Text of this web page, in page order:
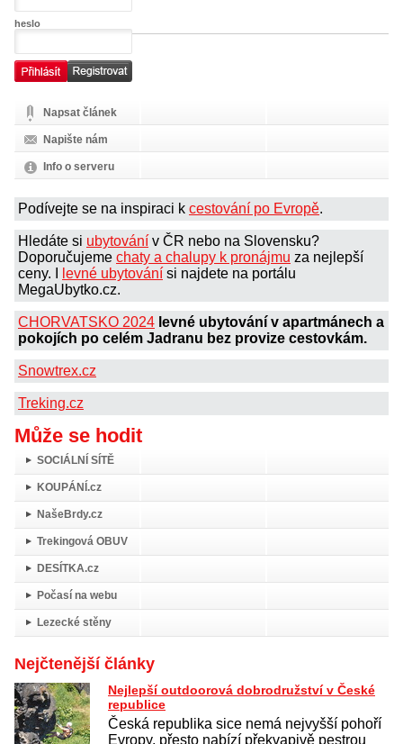
heslo
Napsat článek
Napište nám
Info o serveru
Podívejte se na inspiraci k cestování po Evropě.
Hledáte si ubytování v ČR nebo na Slovensku?
Doporučujeme chaty a chalupy k pronájmu za nejlepší
ceny. I
levné ubytování si najdete na portálu
MegaUbytko.cz.
CHORVATSKO 2024 levné ubytování v apartmánech a
pokojích po celém Jadranu bez provize cestovkám.
Snowtrex.cz
Treking.cz
Může se hodit
SOCIÁLNÍ SÍTĚ
KOUPÁNÍ.cz
NašeBrdy.cz
Trekingová OBUV
DESÍTKA.cz
Počasí na webu
Lezecké stěny
Nejčtenější články
Nejlepší outdoorová dobrodružství v České
republice
Česká republika sice nemá nejvyšší pohoří
Evropy, přesto nabízí překvapivě pestrou